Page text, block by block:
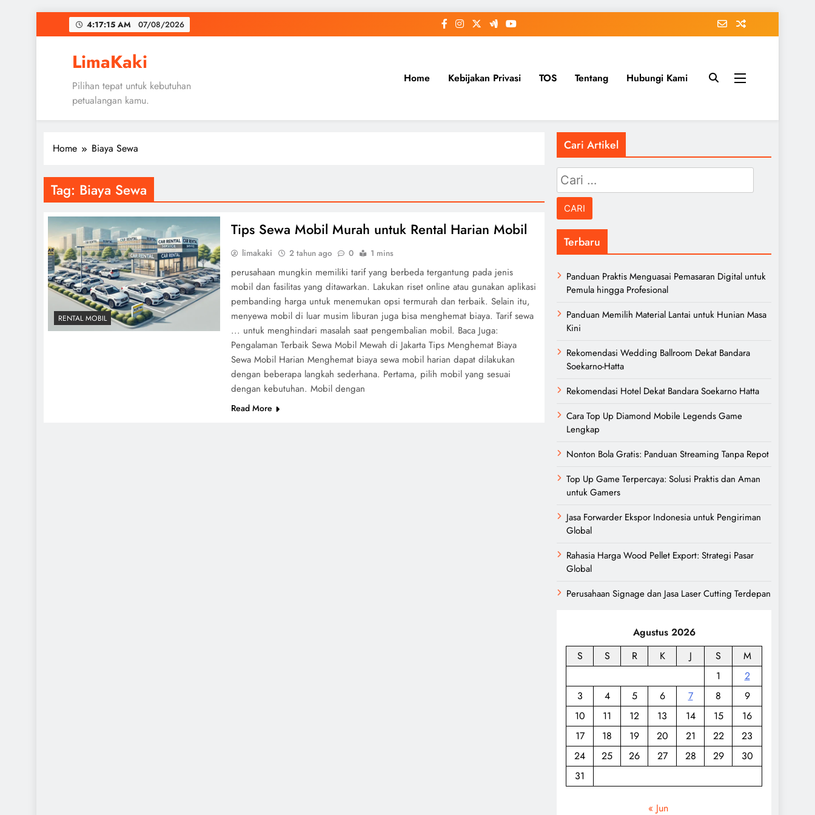
to
4:17:15 AM 07/08/2026
LimaKaki
Pilihan tepat untuk kebutuhan
petualangan kamu.
Home Kebijakan Privasi TOS Tentang Hubungi Kami
Home Biaya Sewa
Tag: Biaya Sewa
RENTAL MOBIL
Tips Sewa Mobil Murah untuk Rental Harian Mobil
limakaki 2 tahun ago 0 1 mins
perusahaan mungkin memiliki tarif yang berbeda tergantung pada jenis
mobil dan fasilitas yang ditawarkan. Lakukan riset online atau gunakan aplikasi
pembanding harga untuk menemukan opsi termurah dan terbaik. Selain itu,
menyewa mobil di luar musim liburan juga bisa menghemat biaya. Tarif sewa
... untuk menghindari masalah saat pengembalian mobil. Baca Juga:
Pengalaman Terbaik Sewa Mobil Mewah di Jakarta Tips Menghemat Biaya
Sewa Mobil Harian Menghemat biaya sewa mobil harian dapat dilakukan
dengan beberapa langkah sederhana. Pertama, pilih mobil yang sesuai
dengan kebutuhan. Mobil dengan
Read More
Cari Artikel
Cari
untuk:
Terbaru
Panduan Praktis Menguasai Pemasaran Digital untuk
Pemula hingga Profesional
Panduan Memilih Material Lantai untuk Hunian Masa
Kini
Rekomendasi Wedding Ballroom Dekat Bandara
Soekarno-Hatta
Rekomendasi Hotel Dekat Bandara Soekarno Hatta
Cara Top Up Diamond Mobile Legends Game
Lengkap
Nonton Bola Gratis: Panduan Streaming Tanpa Repot
Top Up Game Terpercaya: Solusi Praktis dan Aman
untuk Gamers
Jasa Forwarder Ekspor Indonesia untuk Pengiriman
Global
Rahasia Harga Wood Pellet Export: Strategi Pasar
Global
Perusahaan Signage dan Jasa Laser Cutting Terdepan
Agustus 2026
S
S R K J S
M
1
2
3
4 5 6 7 8
9
10
11 12 13 14 15
16
17
18 19 20 21 22
23
24
25 26 27 28 29
30
31
« Jun